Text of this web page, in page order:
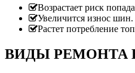
Возрастает риск
Увеличится износ шин.
Растет потребление
ВИДЫ РЕМОНТА